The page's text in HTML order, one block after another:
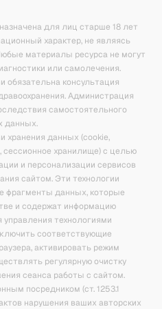
для лиц старше 18 лет
характер, не являясь
материалы ресурса не могут
или самолечения.
консультация
Администрация
самостоятельного
данных.
хранения данных (cookie,
сессионное хранилище) с целью
и персонализации сервисов
сайтом. Эти технологии
фрагменты данных, которые
и содержат информацию
технологиями
соответствующие
активировать режим
регулярную очистку
сеанса работы с сайтом.
посредником (ст. 1253.1
нарушения ваших авторских